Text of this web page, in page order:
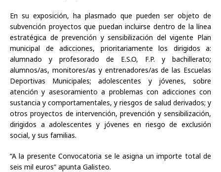
En su exposición, ha plasmado que pueden ser objeto de
subvención proyectos que puedan incluirse dentro de la línea
estratégica de prevención y sensibilización del vigente Plan
municipal de adicciones, prioritariamente los dirigidos a:
alumnado y profesorado de E.S.O, F.P. y bachillerato;
alumnos/as, monitores/as y entrenadores/as de las Escuelas
Deportivas Municipales; adolescentes y jóvenes, sobre
atención y asesoramiento a problemas con adicciones con
sustancia y comportamentales, y riesgos de salud derivados; y
otros proyectos de intervención, prevención y sensibilización,
dirigidos a adolescentes y jóvenes en riesgo de exclusión
social, y sus familias.
“A la presente Convocatoria se le asigna un importe total de
seis mil euros” apunta Galisteo.